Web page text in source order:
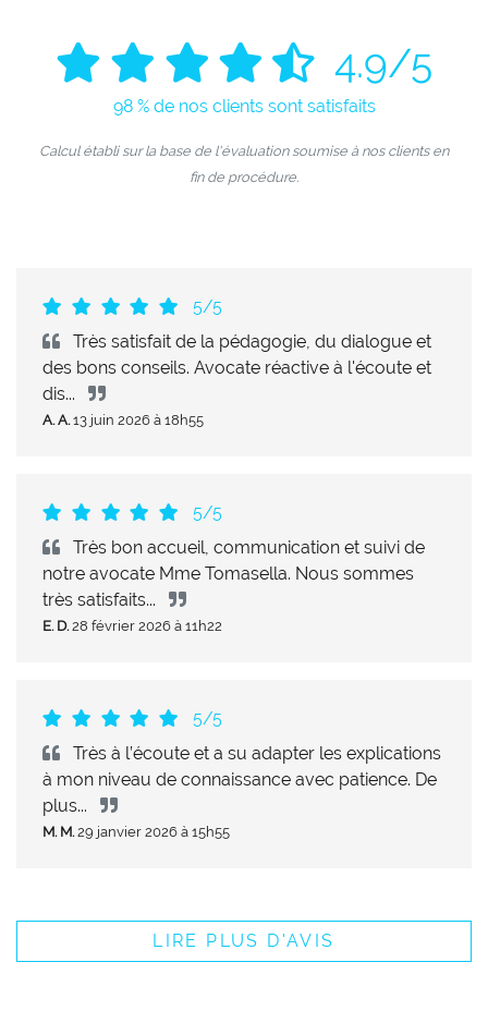
4.9/5
98 % de nos clients sont satisfaits
Calcul établi sur la base de l'évaluation soumise à nos clients en
fin de procédure.
5/5
Très satisfait de la pédagogie, du dialogue et
des bons conseils. Avocate réactive à l'écoute et
dis...
A. A.13 juin 2026 à 18h55
5/5
Très bon accueil, communication et suivi de
notre avocate Mme Tomasella. Nous sommes
très satisfaits...
E. D.28 février 2026 à 11h22
5/5
Très à l’écoute et a su adapter les explications
à mon niveau de connaissance avec patience. De
plus...
M. M.29 janvier 2026 à 15h55
LIRE PLUS D'AVIS